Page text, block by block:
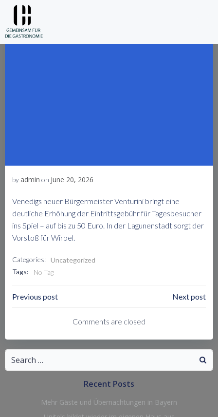
by admin on June 20, 2026
Venedigs neuer Bürgermeister Venturini bringt eine
deutliche Erhöhung der Eintrittsgebühr für Tagesbesucher
ins Spiel – auf bis zu 50 Euro. In der Lagunenstadt sorgt der
Vorstoß für Wirbel.
Categories: Uncategorized
Tags:
No Tag
Post
Navigation
Previous post
Navigation
Next post
Comments are closed
Search
for:
Recent Posts
Mehr Gäste und Übernachtungen in Bayern